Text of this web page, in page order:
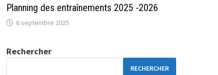
Planning des entraînements 2025 -2026
6 septembre 2025
Rechercher
RECHERCHER